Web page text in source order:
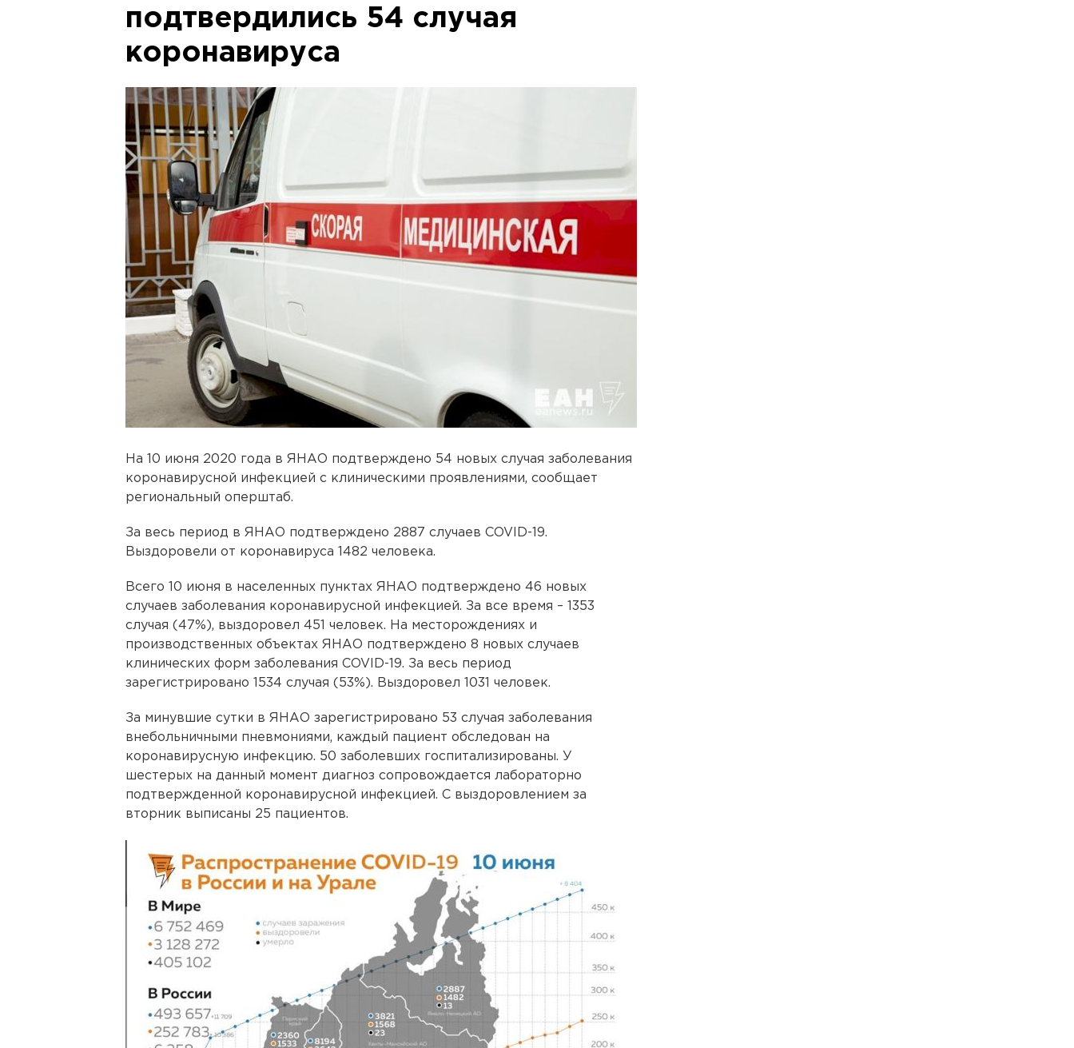
подтвердились 54 случая
коронавируса
На 10 июня 2020 года в ЯНАО подтверждено 54 новых случая заболевания
коронавирусной инфекцией с клиническими проявлениями, сообщает
региональный оперштаб.
За весь период в ЯНАО подтверждено 2887 случаев COVID-19.
Выздоровели от коронавируса 1482 человека.
Всего 10 июня в населенных пунктах ЯНАО подтверждено 46 новых
случаев заболевания коронавирусной инфекцией. За все время – 1353
случая (47%), выздоровел 451 человек. На месторождениях и
производственных объектах ЯНАО подтверждено 8 новых случаев
клинических форм заболевания COVID-19. За весь период
зарегистрировано 1534 случая (53%). Выздоровел 1031 человек.
За минувшие сутки в ЯНАО зарегистрировано 53 случая заболевания
внебольничными пневмониями, каждый пациент обследован на
коронавирусную инфекцию. 50 заболевших госпитализированы. У
шестерых на данный момент диагноз сопровождается лабораторно
подтвержденной коронавирусной инфекцией. С выздоровлением за
вторник выписаны 25 пациентов.